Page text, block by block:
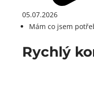
05.07.2026
Mám co jsem
Rychlý